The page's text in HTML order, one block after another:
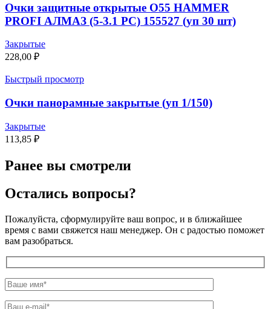
Очки защитные открытые О55 HAMMER
PROFI АЛМАЗ (5-3.1 PC) 155527 (уп 30 шт)
Закрытые
228,00 ₽
Быстрый просмотр
Очки панорамные закрытые (уп 1/150)
Закрытые
113,85 ₽
Ранее вы смотрели
Остались вопросы?
Пожалуйста, сформулируйте ваш вопрос, и в ближайшее
время с вами свяжется наш менеджер. Он с радостью поможет
вам разобраться.